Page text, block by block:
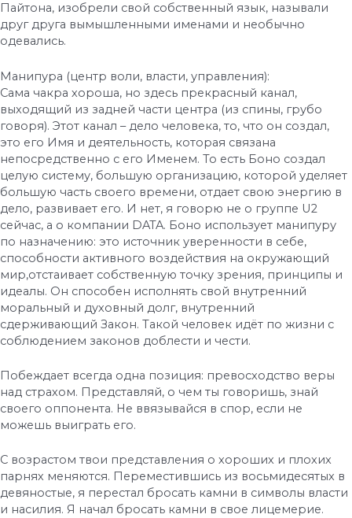
Пайтона, изобрели свой собственный язык, называли
друг друга вымышленными именами и необычно
одевались.
Манипура (центр воли, власти, управления):
Сама чакра хороша, но здесь прекрасный канал,
выходящий из задней части центра (из спины, грубо
говоря). Этот канал – дело человека, то, что он создал,
это его Имя и деятельность, которая связана
непосредственно с его Именем. То есть Боно создал
целую систему, большую организацию, которой уделяет
большую часть своего времени, отдает свою энергию в
дело, развивает его. И нет, я говорю не о группе U2
сейчас, а о компании DATA. Боно использует манипуру
по назначению: это источник уверенности в себе,
способности активного воздействия на окружающий
мир,отстаивает собственную точку зрения, принципы и
идеалы. Он способен исполнять свой внутренний
моральный и духовный долг, внутренний
сдерживающий Закон. Такой человек идёт по жизни с
соблюдением законов доблести и чести.
Побеждает всегда одна позиция: превосходство веры
над страхом. Представляй, о чем ты говоришь, знай
своего оппонента. Не ввязывайся в спор, если не
можешь выиграть его.
С возрастом твои представления о хороших и плохих
парнях меняются. Переместившись из восьмидесятых в
девяностые, я перестал бросать камни в символы власти
и насилия. Я начал бросать камни в свое лицемерие.